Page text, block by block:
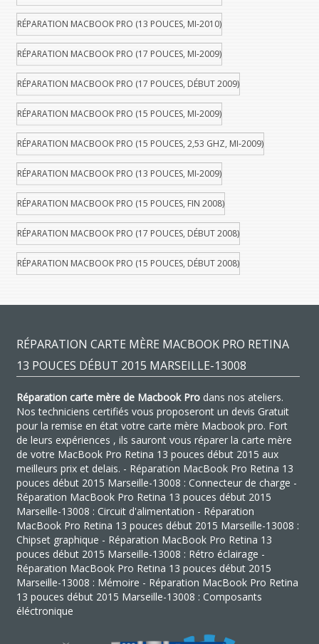
RÉPARATION MACBOOK PRO (13 POUCES, MI-2010)
RÉPARATION MACBOOK PRO (17 POUCES, MI-2009)
RÉPARATION MACBOOK PRO (17 POUCES, DÉBUT 2009)
RÉPARATION MACBOOK PRO (15 POUCES, MI-2009)
RÉPARATION MACBOOK PRO (15 POUCES, 2,53 GHZ, MI-2009)
RÉPARATION MACBOOK PRO (13 POUCES, MI-2009)
RÉPARATION MACBOOK PRO (15 POUCES, FIN 2008)
RÉPARATION MACBOOK PRO (17 POUCES, DÉBUT 2008)
RÉPARATION MACBOOK PRO (15 POUCES, DÉBUT 2008)
RÉPARATION CARTE MÈRE MACBOOK PRO RETINA
13 POUCES DÉBUT 2015 MARSEILLE-13008
Réparation carte mère de Macbook Prodans nos ateliers.
Nos techniciens certifiés vous proposeront un devis Gratuit
pour la remise en état votre carte mère Macbook pro. Fort
de leurs expériences , ils sauront vous réparer la carte mère
de votre MacBook Pro Retina 13 pouces début 2015 aux
meilleurs prix et delais. - Réparation MacBook Pro Retina 13
pouces début 2015 Marseille-13008 : Connecteur de charge -
Réparation MacBook Pro Retina 13 pouces début 2015
Marseille-13008 : Circuit d'alimentation - Réparation
MacBook Pro Retina 13 pouces début 2015 Marseille-13008 :
Chipset graphique - Réparation MacBook Pro Retina 13
pouces début 2015 Marseille-13008 : Rétro éclairage -
Réparation MacBook Pro Retina 13 pouces début 2015
Marseille-13008 : Mémoire - Réparation MacBook Pro Retina
13 pouces début 2015 Marseille-13008 : Composants
éléctronique